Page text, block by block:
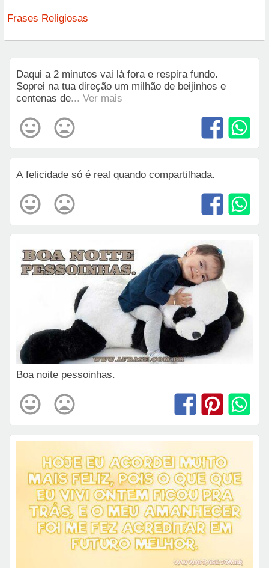
Frases Religiosas
Daqui a 2 minutos vai lá fora e respira fundo.
Soprei na tua direção um milhão de beijinhos e
centenas de... Ver mais
A felicidade só é real quando compartilhada.
Boa noite pessoinhas.